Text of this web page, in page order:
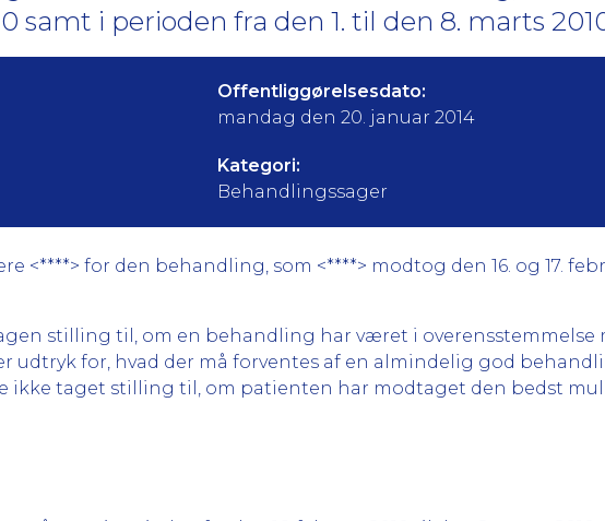
samt i perioden fra den 1. til den 8. marts
Offentliggørelsesdato:
mandag den 20. januar 2014
Kategori:
Behandlingssager
for den behandling, som <****> modtog den 16. og 17.
stilling til, om en behandling har været i overensstemmelse
udtryk for, hvad der må forventes af en almindelig god
ikke taget stilling til, om patienten har modtaget den bedst